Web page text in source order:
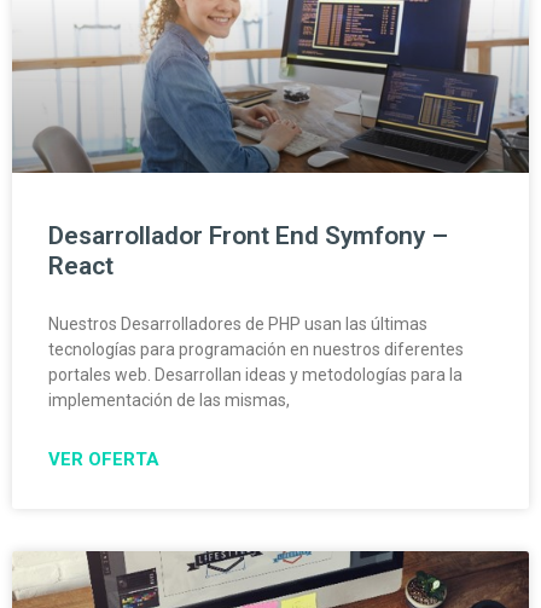
Desarrollador Front End Symfony –
React
Nuestros Desarrolladores de PHP usan las últimas
tecnologías para programación en nuestros diferentes
portales web. Desarrollan ideas y metodologías para la
implementación de las mismas,
VER OFERTA